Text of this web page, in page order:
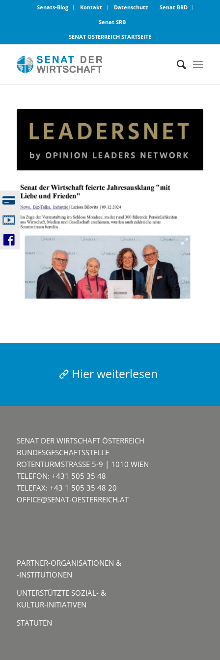
Senats-Blog Kontakt Datenschutz
Senat BRD
Senat SRB
SENAT ÖSTERREICH STARTSEITE
Hier weiterlesen
SENAT DER WIRTSCHAFT ÖSTERREICH
BUNDESGESCHÄFTSSTELLE
ROTENTURMSTRASSE 5-9 | 1010 WIEN
TELEFON: +431 505 35 48
TELEFAX: +43 1 505 35 48 20
OFFICE@SENAT-OESTERREICH.AT
PARTNER-ORGANISATIONEN &
-INSTITUTIONEN
UNTERSTÜTZTE SOZIAL- &
KULTUR-INITIATIVEN
STATUTEN